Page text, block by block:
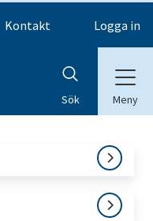
Kontakt Logga in
Sök Meny